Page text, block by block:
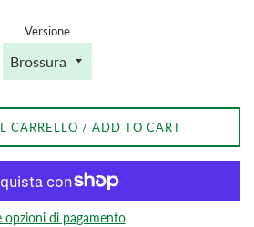
Regular
Versione
CARRELLO / ADD TO CART
opzioni di pagamento